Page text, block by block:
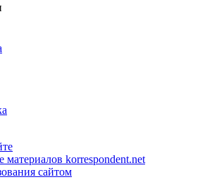
материалов korrespondent.net
сайтом